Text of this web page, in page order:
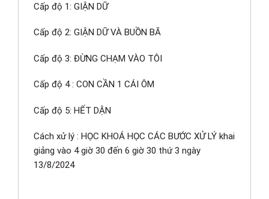
Cấp độ 1: GIẬN DỮ
Cấp độ 2: GIẬN DỮ VÀ BUỒN BÃ
Cấp độ 3: ĐỪNG CHẠM VÀO TÔI
Cấp độ 4 : CON CẦN 1 CÁI ÔM
Cấp độ 5: HẾT DẬN
Cách xử lý : HỌC KHOÁ HỌC CÁC BƯỚC XỬ LÝ khai
giảng vào 4 giờ 30 đến 6 giờ 30 thứ 3 ngày
13/8/2024